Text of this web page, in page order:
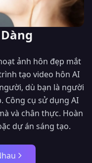
ảnh hôn đẹp mắt
tạo video hôn AI
dù bạn là người
Công cụ sử dụng AI
và chân thực. Hoàn
dự án sáng tạo.